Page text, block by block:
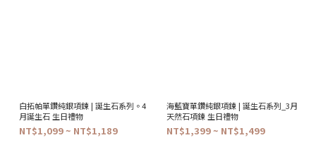
白拓帕單鑽純銀項鍊 | 誕生石系列。4
月誕生石 生日禮物
NT$1,099 ~ NT$1,189
海藍寶單鑽純銀項鍊 | 誕生石系列_3月
天然石項鍊 生日禮物
NT$1,399 ~ NT$1,499